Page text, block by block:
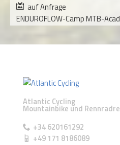
auf Anfrage
ENDUROFLOW-Camp MTB-
Atlantic Cycling
Mountainbike und
+34 620161292
+49 171 8186089